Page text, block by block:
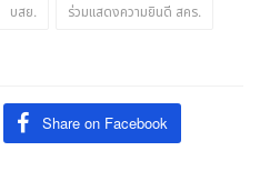
บสย. ร่วมแสดงความยินดี สคร.
Share on Facebook